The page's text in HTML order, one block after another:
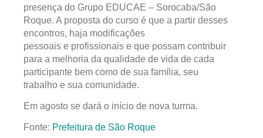
presença do Grupo EDUCAE – Sorocaba/São
Roque. A proposta do curso é que a partir desses
encontros, haja modificações
pessoais e profissionais e que possam contribuir
para a melhoria da qualidade de vida de cada
participante bem como de sua família, seu
trabalho e sua comunidade.
Em agosto se dará o início de nova turma.
Fonte: Prefeitura de São Roque